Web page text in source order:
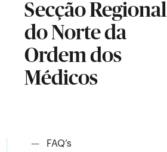
Secção Regional
do Norte da
Ordem dos
Médicos
—
FAQ’s